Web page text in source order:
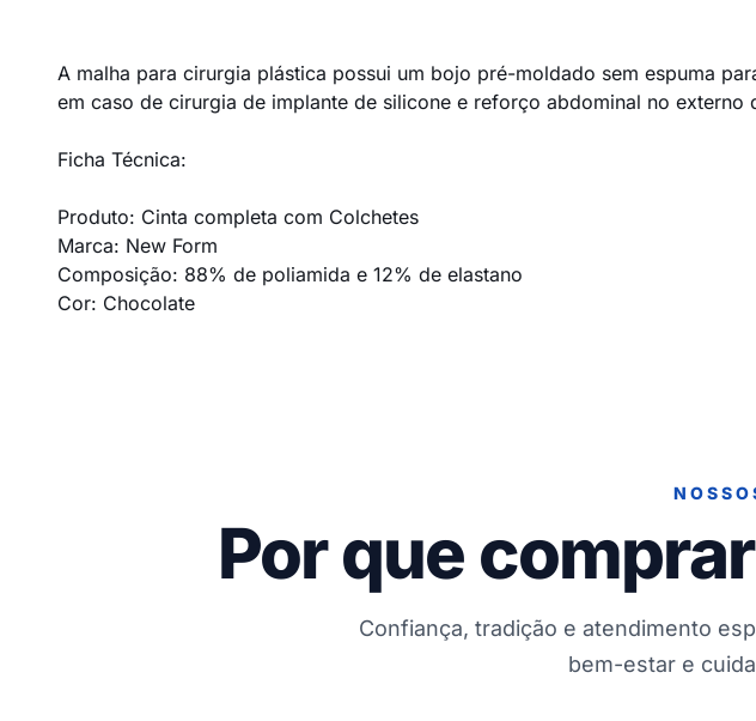
A malha para cirurgia plástica possui um bojo pré-moldado sem espuma
em caso de cirurgia de implante de silicone e reforço abdominal no externo
Ficha Técnica:
Produto: Cinta completa com Colchetes
Marca: New Form
Composição: 88% de poliamida e 12% de elastano
Cor: Chocolate
Por que
Confiança, tradição e atendimento
bem-estar e